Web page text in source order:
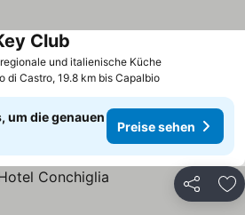
und italienische Küche
Club
di Castro, 19.8 km bis Capalbio
um die genauen
Preise sehen
Teilen